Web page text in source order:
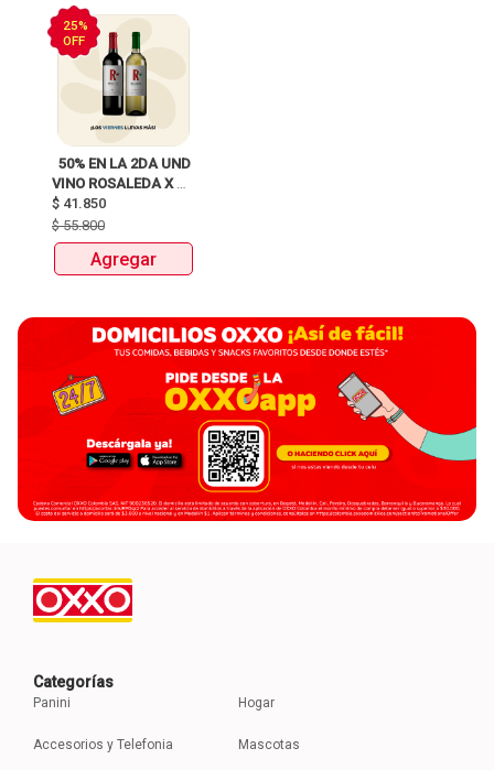
25%
OFF
  50% EN LA 2DA UND
VINO ROSALEDA X
750ML
$ 41.850
$55.800
Agregar
Categorías
Panini
Accesorios y Telefonia
Hogar
Mascotas